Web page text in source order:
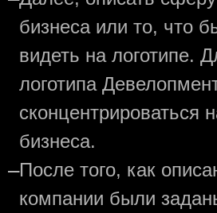
бизнеса или то, что
видеть на логотипе.
логотипа
сконцентрироваться
бизнеса.
—После того, как
компании были